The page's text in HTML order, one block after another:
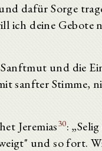
dafür Sorge
ich deine Gebote
und die
sanfter Stimme,
Jeremias30:
und so fort.